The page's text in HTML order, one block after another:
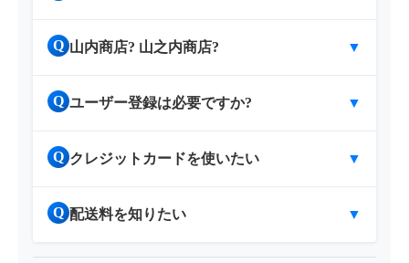
Q 山内商店? 山之内商店? ▼
Q ユーザー登録は必要ですか? ▼
Q クレジットカードを使いたい ▼
Q 配送料を知りたい ▼